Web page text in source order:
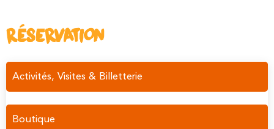
RÉSERVATION
Activités, Visites & Billetterie
Boutique